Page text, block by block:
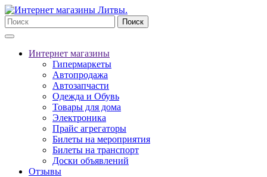
Поиск
Интернет магазины
Гипермаркеты
Автопродажа
Автозапчасти
Одежда и Обувь
Товары для дома
Электроника
Прайс агрегаторы
Билеты на мероприятия
Билеты на транспорт
Доски объявлений
Отзывы